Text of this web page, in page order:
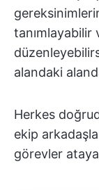
tanımlayabilir
alandaki
Herkes
ekip
görevler